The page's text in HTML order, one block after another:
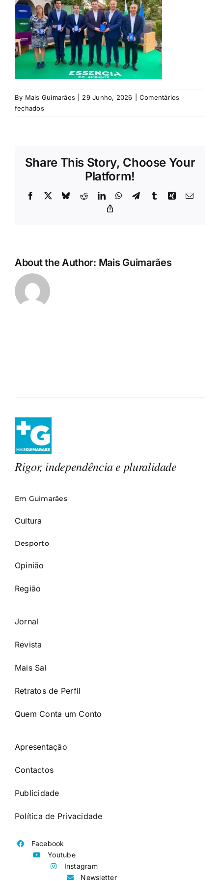
Rubricas
Jornal
Revista
Search
For:
By Mais Guimarães 29 Junho, 2026
Comentários
fechadosem
Share This Story, Choose Your
Platform!
Facebook BlueskyRedditLinkedInWhatsApp
TelegramTumblrXing Email
About the Author: Mais Guimarães
Rigor, independência e pluralidade
Em Guimarães
Cultura
Desporto
Opinião
Região
Jornal
Revista
Mais Sal
Retratos de Perfil
Quem Conta um Conto
Apresentação
Contactos
Publicidade
Política de Privacidade
Facebook
Youtube
Instagram
Newsletter